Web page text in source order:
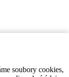
soubory cookies,